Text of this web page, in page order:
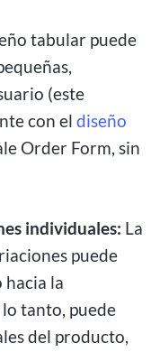
tabular puede
(este
con el diseño
Order Form, sin
individuales: La
puede
la
tanto, puede
del producto,